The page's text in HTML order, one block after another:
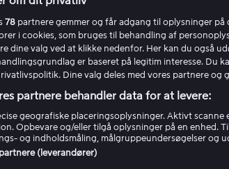
nedenfor for at kontrollere, hvorfor
abonnement, og hvad der gælder for din
1: Sørg for, at du bruger en
2: Kontroller, hvordan dit
78 partnere gemmer og får adgang til oplysninger på
i cookies, som bruges til behandling af
dine valg ved at klikke nedenfor. Her kan du også
er baseret på legitim interesse. Du
Dine valg deles med vores partnere
partnere behandler data for at levere:
geografiske placeringsoplysninger. Aktivt scanne
Opbevare og/eller tilgå oplysninger på en enhed.
og indholdsmåling, målgruppeundersøgelser og
(leverandører)